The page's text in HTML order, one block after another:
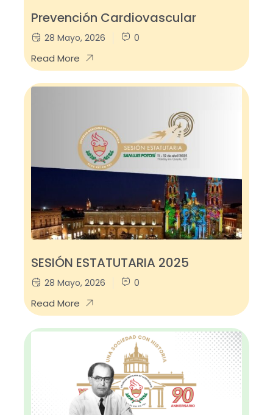
Prevención Cardiovascular
28 Mayo, 2026 0
Read More
SESIÓN ESTATUTARIA 2025
28 Mayo, 2026 0
Read More